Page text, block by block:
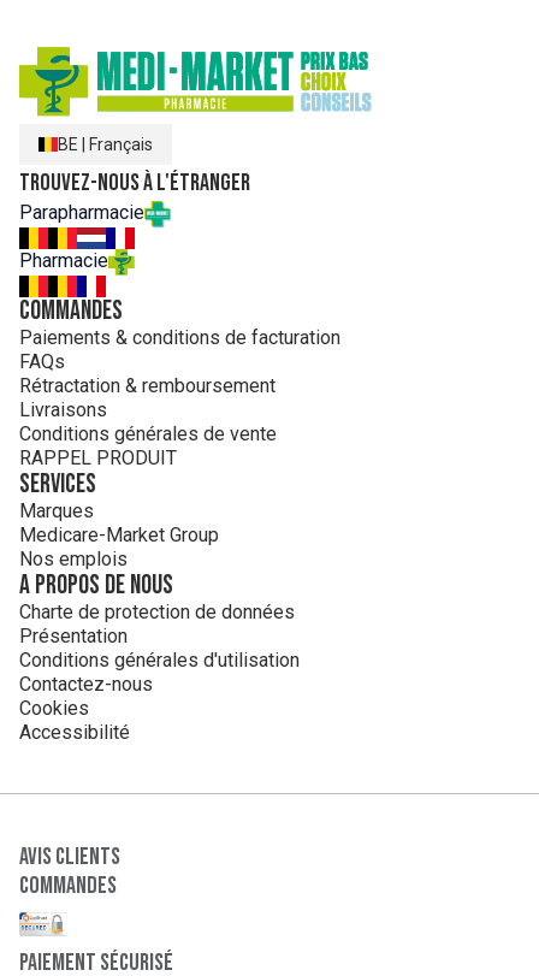
BE Français
Trouvez-nous à l'étranger
Parapharmacie
Pharmacie
Commandes
Paiements & conditions de facturation
FAQs
Rétractation & remboursement
Livraisons
Conditions générales de vente
RAPPEL PRODUIT
Services
Marques
Medicare-Market Group
Nos emplois
A propos de nous
Charte de protection de données
Présentation
Conditions générales d'utilisation
Contactez-nous
Cookies
Accessibilité
Avis clients
Commandes
paiement sécurisé